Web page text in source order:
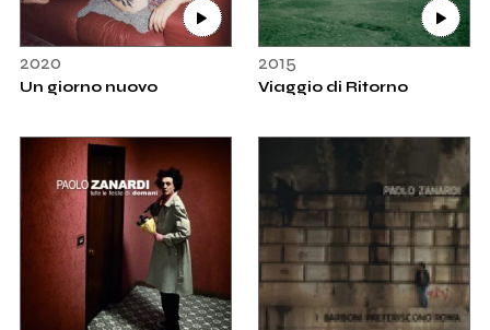
2020
Un giorno nuovo
2015
Viaggio di Ritorno